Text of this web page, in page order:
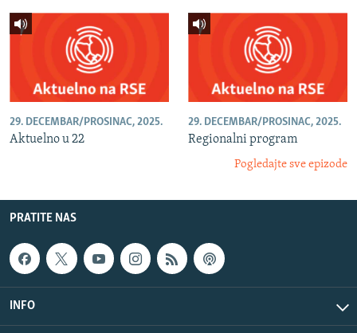
29. DECEMBAR/PROSINAC, 2025.
Aktuelno u 22
29. DECEMBAR/PROSINAC, 2025.
Regionalni program
Pogledajte sve epizode
PRATITE NAS
INFO